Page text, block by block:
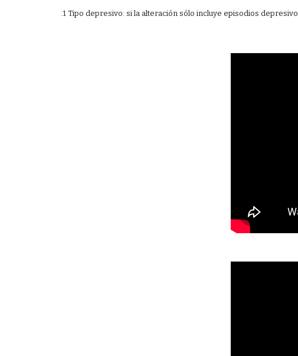
.1 Tipo depresivo: si la alteración sólo incluye episodios